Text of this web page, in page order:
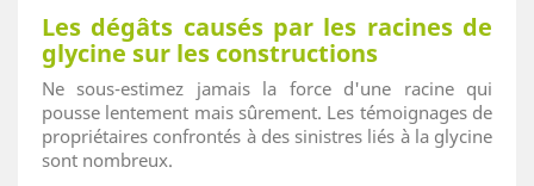
Les dégâts causés par les racines de
glycine sur les constructions
Ne sous-estimez jamais la force d'une racine qui
pousse lentement mais sûrement. Les témoignages de
propriétaires confrontés à des sinistres liés à la glycine
sont nombreux.